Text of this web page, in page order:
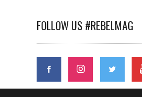
FOLLOW US #REBELMAG